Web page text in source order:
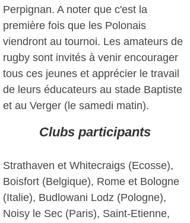
Perpignan. A noter que c'est la
première fois que les Polonais
viendront au tournoi. Les amateurs de
rugby sont invités à venir encourager
tous ces jeunes et apprécier le travail
de leurs éducateurs au stade Baptiste
et au Verger (le samedi matin).
Clubs participants
Strathaven et Whitecraigs (Ecosse),
Boisfort (Belgique), Rome et Bologne
(Italie), Budlowani Lodz (Pologne),
Noisy le Sec (Paris), Saint-Etienne,